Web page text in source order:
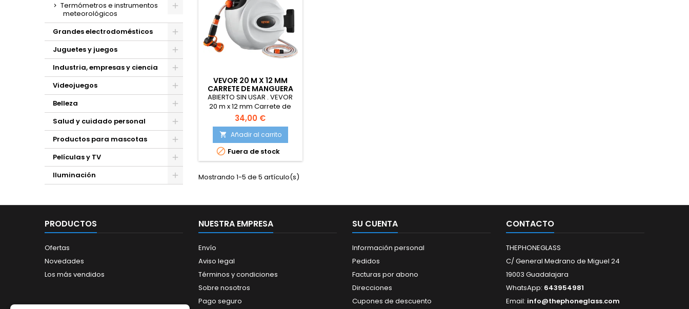
Termómetros e instrumentos
meteorológicos
Grandes electrodomésticos
Juguetes y juegos
Industria, empresas y ciencia
Videojuegos
Belleza
Salud y cuidado personal
Productos para mascotas
Películas y TV
Iluminación
VEVOR 20 M X 12 MM
CARRETE DE MANGUERA
RETRÁCTIL GIRATORIO DE
180°
ABIERTO SIN USAR . VEVOR
20 m x 12 mm Carrete de
Manguera Retráctil Giratorio
de 180° Carrete Automático
de Manguera Montado en
Pared Manguera Enrollable
Automática para Regar
Césped Jardín, Lavar Auto,
34,00 €
 Añadir al carrito
 Fuera de stock
Mostrando 1-5 de 5 artículo(s)
PRODUCTOS
Ofertas
Novedades
Los más vendidos
NUESTRA EMPRESA
Envío
Aviso legal
Términos y condiciones
Sobre nosotros
Pago seguro
SU CUENTA
Información personal
Pedidos
Facturas por abono
Direcciones
Cupones de descuento
CONTACTO
THEPHONEGLASS
C/ General Medrano de Miguel 24
19003 Guadalajara
WhatsApp: 643954981
Email: info@thephoneglass.com